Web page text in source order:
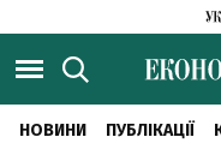
НОВИНИ ПУБЛІКАЦІЇ